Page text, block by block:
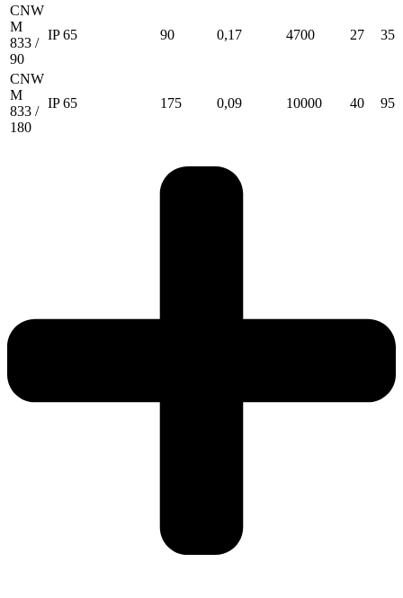
CNW
M
833 /
90
IP 65 90 0,17 4700 27 35
CNW
M
833 /
180
IP 65 175 0,09 10000 40 95